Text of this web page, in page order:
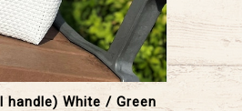
handle) White / Green